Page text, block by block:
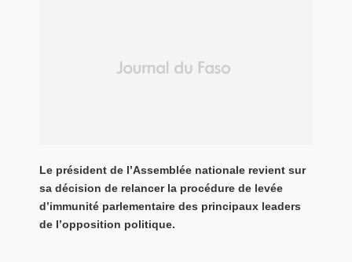
Le président de l’Assemblée nationale revient sur
sa décision de relancer la procédure de levée
d’immunité parlementaire des principaux leaders
de l’opposition politique.